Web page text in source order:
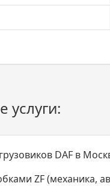
услуги:
DAF в
ZF (механика,